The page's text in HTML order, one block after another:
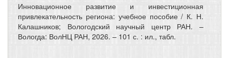
Инновационное развитие и инвестиционная
привлекательность региона: учебное пособие / К. Н.
Калашников; Вологодский научный центр РАН. –
Вологда: ВолНЦ РАН, 2026. – 101 с. : ил., табл.